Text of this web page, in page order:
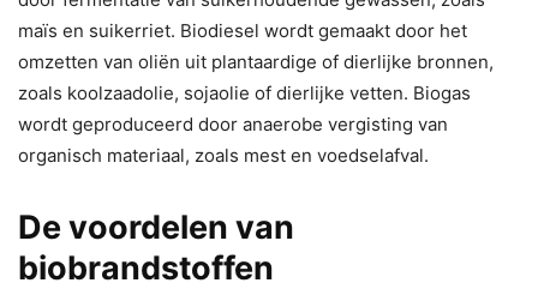
maïs en suikerriet. Biodiesel wordt gemaakt door het
omzetten van oliën uit plantaardige of dierlijke bronnen,
zoals koolzaadolie, sojaolie of dierlijke vetten. Biogas
wordt geproduceerd door anaerobe vergisting van
organisch materiaal, zoals mest en voedselafval.
De voordelen van
biobrandstoffen